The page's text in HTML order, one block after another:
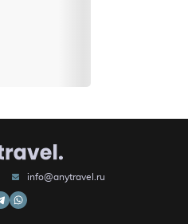
info@anytravel.ru